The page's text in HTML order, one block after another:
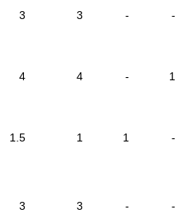
-
-
3
3
1
-
4
4
-
1
1
1.5
-
-
3
3